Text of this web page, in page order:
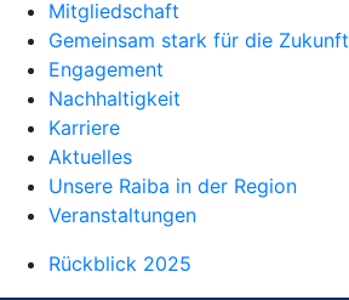
Mitgliedschaft
Gemeinsam stark für die Zukunft
Engagement
Nachhaltigkeit
Karriere
Aktuelles
Unsere Raiba in der Region
Veranstaltungen
Rückblick 2025